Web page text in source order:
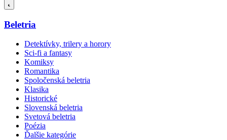
Beletria
Detektívky, trilery a horory
Sci-fi a fantasy
Komiksy
Romantika
Spoločenská beletria
Klasika
Historické
Slovenská beletria
Svetová beletria
Poézia
Ďalšie kategórie